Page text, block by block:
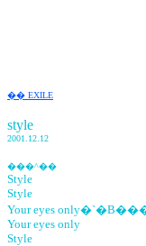
�� EXILE
style
2001.12.12
���^��
Style
Style
Your eyes only
Style